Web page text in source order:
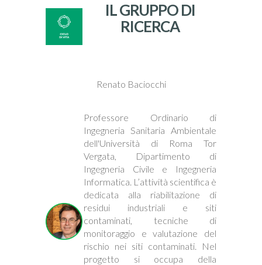
IL GRUPPO DI
RICERCA
Renato Baciocchi
Professore Ordinario di
Ingegneria Sanitaria Ambientale
dell'Università di Roma Tor
Vergata, Dipartimento di
Ingegneria Civile e Ingegneria
Informatica. L’attività scientifica è
dedicata alla riabilitazione di
residui industriali e siti
contaminati, tecniche di
monitoraggio e valutazione del
rischio nei siti contaminati. Nel
progetto si occupa della